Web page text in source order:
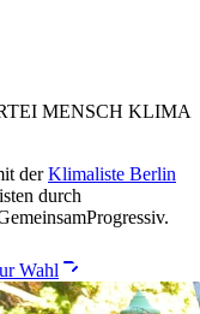
MENSCH KLIMA
der Klimaliste Berlin
durch
.
Wahl